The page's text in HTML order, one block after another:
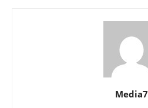
Media7